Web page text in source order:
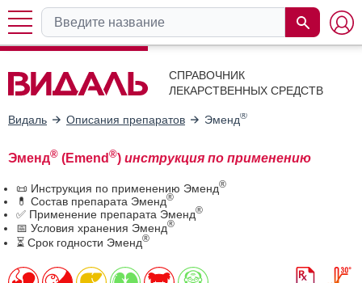
СПРАВОЧНИК
ЛЕКАРСТВЕННЫХ СРЕДСТВ
Видаль Описания препаратов Эменд®
Эменд® (Emend ®) инструкция по применению
📜 Инструкция по применению Эменд®
💊 Состав препарата Эменд®
✅ Применение препарата Эменд®
📅 Условия хранения Эменд®
⏳ Срок годности Эменд®